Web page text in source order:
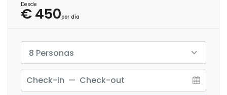
Desde
€ 450por día
8 Personas